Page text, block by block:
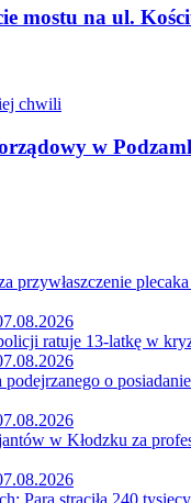
mostu na ul.
chwili
w
przywłaszczenie
ratuje 13-latkę w
podejrzanego o
w Kłodzku za
Para straciła 240